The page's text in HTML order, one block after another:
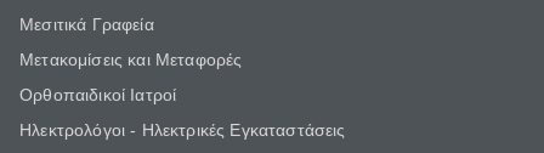
Μεσιτικά Γραφεία
Μετακομίσεις και Μεταφορές
Ορθοπαιδικοί Ιατροί
Ηλεκτρολόγοι - Ηλεκτρικές Εγκαταστάσεις